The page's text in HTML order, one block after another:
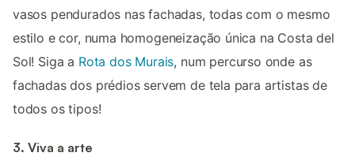
vasos pendurados nas fachadas, todas com o mesmo
estilo e cor, numa homogeneização única na Costa del
Sol! Siga a Rota dos Murais, num percurso onde as
fachadas dos prédios servem de tela para artistas de
todos os tipos!
3. Viva a arte